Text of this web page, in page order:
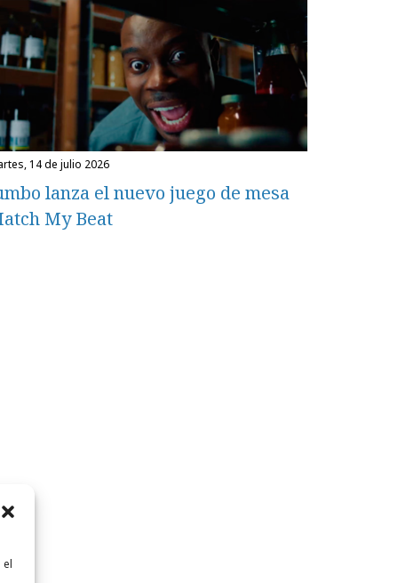
el
14 de julio 2026
lanza el nuevo juego de mesa
My Beat